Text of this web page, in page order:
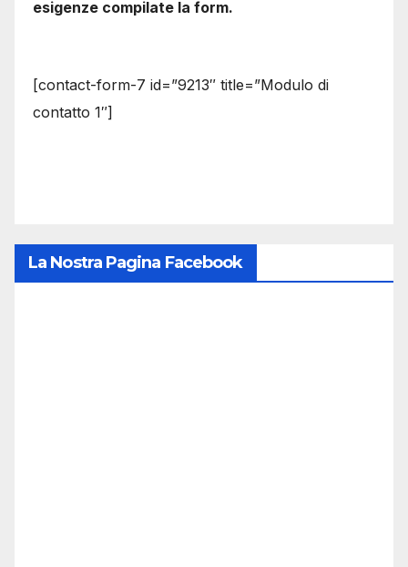
esigenze compilate la form.
[contact-form-7 id=”9213″ title=”Modulo di
contatto 1″]
La Nostra Pagina Facebook